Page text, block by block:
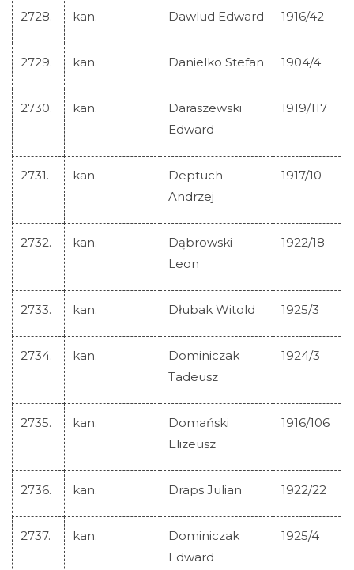
2728. kan. Dawlud Edward 1916/42
2729. kan. Danielko Stefan 1904/4
2730. kan.
Daraszewski
Edward
1919/117
2731. kan.
Deptuch
Andrzej
1917/10
2732. kan.
Dąbrowski
Leon
1922/18
2733. kan. Dłubak Witold 1925/3
2734. kan.
Dominiczak
Tadeusz
1924/3
2735. kan.
Domański
Elizeusz
1916/106
2736. kan. Draps Julian 1922/22
2737. kan.
Dominiczak
Edward
1925/4